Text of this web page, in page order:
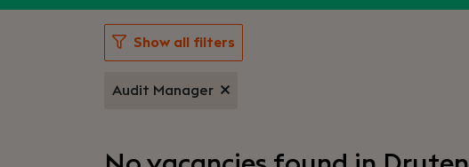
Show all filters
Audit Manager